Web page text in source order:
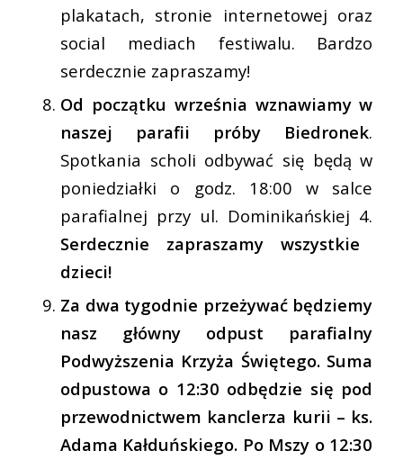
plakatach, stronie internetowej oraz
social mediach festiwalu. Bardzo
serdecznie zapraszamy!
Od początku września wznawiamy w
naszej parafii próby Biedronek.
Spotkania scholi odbywać się będą w
poniedziałki o godz. 18:00 w salce
parafialnej przy ul. Dominikańskiej 4.
Serdecznie zapraszamy wszystkie
dzieci!
Za dwa tygodnie przeżywać będziemy
nasz główny odpust parafialny
Podwyższenia Krzyża Świętego. Suma
odpustowa o 12:30 odbędzie się pod
przewodnictwem kanclerza kurii – ks.
Adama Kałduńskiego. Po Mszy o 12:30